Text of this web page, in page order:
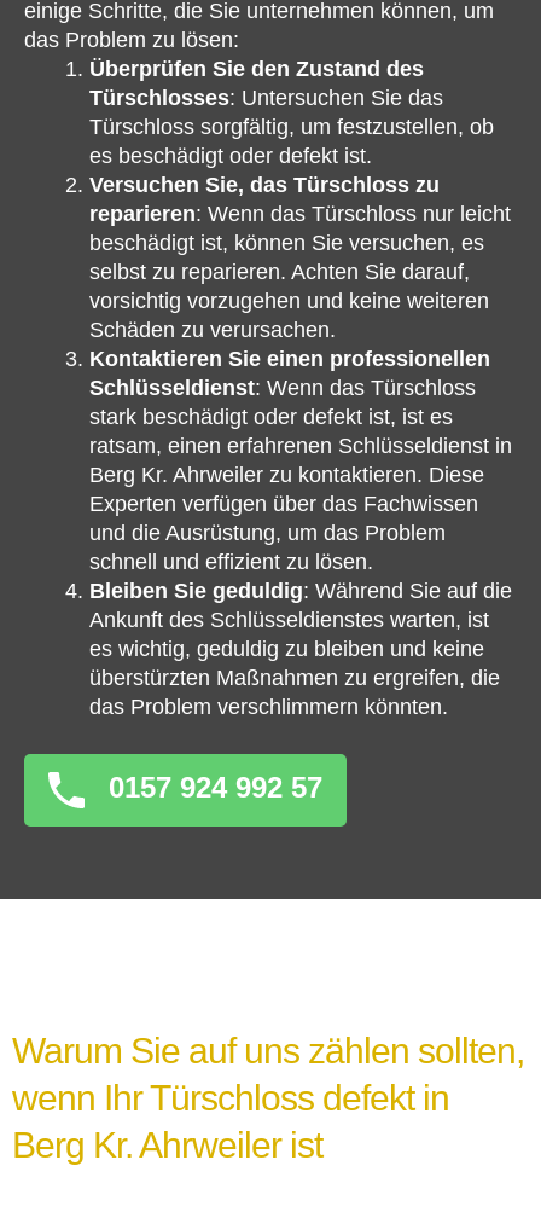
einige Schritte, die Sie unternehmen können, um
das Problem zu lösen:
Überprüfen Sie den Zustand des
Türschlosses: Untersuchen Sie das
Türschloss sorgfältig, um festzustellen, ob
es beschädigt oder defekt ist.
Versuchen Sie, das Türschloss zu
reparieren: Wenn das Türschloss nur leicht
beschädigt ist, können Sie versuchen, es
selbst zu reparieren. Achten Sie darauf,
vorsichtig vorzugehen und keine weiteren
Schäden zu verursachen.
Kontaktieren Sie einen professionellen
Schlüsseldienst: Wenn das Türschloss
stark beschädigt oder defekt ist, ist es
ratsam, einen erfahrenen Schlüsseldienst in
Berg Kr. Ahrweiler zu kontaktieren. Diese
Experten verfügen über das Fachwissen
und die Ausrüstung, um das Problem
schnell und effizient zu lösen.
Bleiben Sie geduldig: Während Sie auf die
Ankunft des Schlüsseldienstes warten, ist
es wichtig, geduldig zu bleiben und keine
überstürzten Maßnahmen zu ergreifen, die
das Problem verschlimmern könnten.
0157 924 992 57
Warum Sie auf uns zählen sollten,
wenn Ihr Türschloss defekt in
Berg Kr. Ahrweiler ist